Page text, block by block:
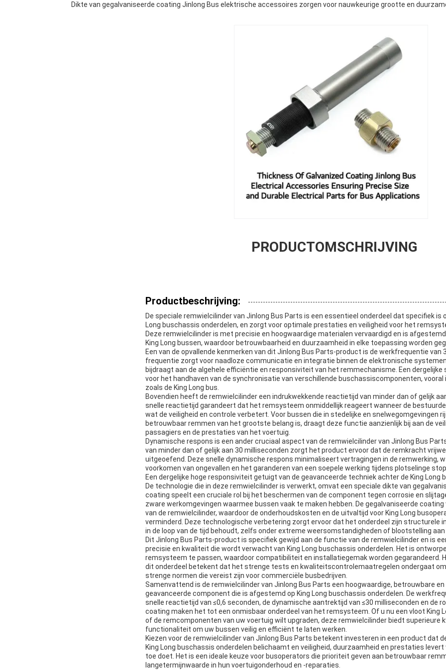
Dikte van gegalvaniseerde coating Jinlong Bus elektrische accessoires zorgen voor nauwkeurige grootte en
PRODUCTOMSCHRIJVING
Productbeschrijving:
De speciale remwielcilinder van Jinlong Bus Parts is een essentieel onderdeel dat specifiek is
Long buschassis onderdelen, en zorgt voor optimale prestaties en veiligheid voor het
Deze remwielcilinder is met precisie en hoogwaardige materialen vervaardigd en is
King Long bussen, waardoor betrouwbaarheid en duurzaamheid in elke toepassing worden
Een van de opvallende kenmerken van dit Jinlong Bus Parts-product is de werkfrequentie van
frequentie zorgt voor naadloze communicatie en integratie binnen de elektronische
bijdraagt aan de algehele efficiëntie en responsiviteit van het remmechanisme. Een
voor het handhaven van de synchronisatie van verschillende buschassiscomponenten, vooral
zoals de King Long bus.
Bovendien heeft de remwielcilinder een indrukwekkende reactietijd van minder dan of gelijk
snelle reactietijd garandeert dat het remsysteem onmiddellijk reageert wanneer de
wat de veiligheid en controle verbetert. Voor bussen die in stedelijke en snelwegomgevingen
betrouwbaar remmen van het grootste belang is, draagt deze functie aanzienlijk bij aan de
passagiers en de prestaties van het voertuig.
Dynamische respons is een ander cruciaal aspect van de remwielcilinder van Jinlong Bus
van minder dan of gelijk aan 30 milliseconden zorgt het product ervoor dat de remkracht
uitgeoefend. Deze snelle dynamische respons minimaliseert vertragingen in de remwerking,
voorkomen van ongevallen en het garanderen van een soepele werking tijdens plotselinge
Een dergelijke hoge responsiviteit getuigt van de geavanceerde techniek achter de King Long
De technologie die in deze remwielcilinder is verwerkt, omvat een speciale dikte van
coating speelt een cruciale rol bij het beschermen van de component tegen corrosie en
zware werkomgevingen waarmee bussen vaak te maken hebben. De gegalvaniseerde
van de remwielcilinder, waardoor de onderhoudskosten en de uitvaltijd voor King Long
verminderd. Deze technologische verbetering zorgt ervoor dat het onderdeel zijn structurele
in de loop van de tijd behoudt, zelfs onder extreme weersomstandigheden of blootstelling
Dit Jinlong Bus Parts-product is specifiek gewijd aan de functie van de remwielcilinder en is
precisie en kwaliteit die wordt verwacht van King Long buschassis onderdelen. Het is
remsysteem te passen, waardoor compatibiliteit en installatiegemak worden gegarandeerd.
dit onderdeel betekent dat het strenge tests en kwaliteitscontrolemaatregelen ondergaat
strenge normen die vereist zijn voor commerciële busbedrijven.
Samenvattend is de remwielcilinder van Jinlong Bus Parts een hoogwaardige, betrouwbare
geavanceerde component die is afgestemd op King Long buschassis onderdelen. De
snelle reactietijd van ≤0,6 seconden, de dynamische aantrektijd van ≤30 milliseconden en de
coating maken het tot een onmisbaar onderdeel van het remsysteem. Of u nu een vloot King
of de remcomponenten van uw voertuig wilt upgraden, deze remwielcilinder biedt superieure
functionaliteit om uw bussen veilig en efficiënt te laten werken.
Kiezen voor de remwielcilinder van Jinlong Bus Parts betekent investeren in een product dat
King Long buschassis onderdelen belichaamt en veiligheid, duurzaamheid en prestaties
toe doet. Het is een ideale keuze voor busoperators die prioriteit geven aan betrouwbaar
langetermijnwaarde in hun voertuigonderhoud en -reparaties.